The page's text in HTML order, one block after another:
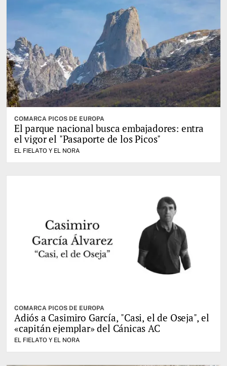
COMARCA PICOS DE EUROPA
El parque nacional busca embajadores: entra
el vigor el "Pasaporte de los Picos"
EL FIELATO Y EL NORA
COMARCA PICOS DE EUROPA
Adiós a Casimiro García, "Casi, el de Oseja", el
«capitán ejemplar» del Cánicas AC
EL FIELATO Y EL NORA